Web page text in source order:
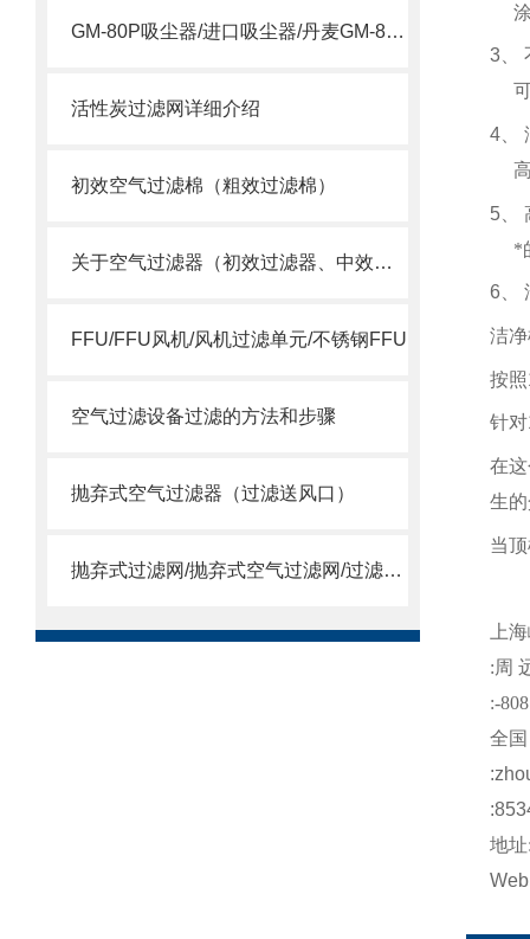
GM-80P吸尘器/进口吸尘器/丹麦GM-80P吸尘器
活性炭过滤网详细介绍
初效空气过滤棉（粗效过滤棉）
关于空气过滤器（初效过滤器、中效过滤器、空气过滤器）选用
FFU/FFU风机/风机过滤单元/不锈钢FFU
空气过滤设备过滤的方法和步骤
抛弃式空气过滤器（过滤送风口）
抛弃式过滤网/抛弃式空气过滤网/过滤送风口/一体式过滤箱
3
4
5
*
6
洁
按照
针对
在
生
当
上海
:周
:-808
全
:
地址